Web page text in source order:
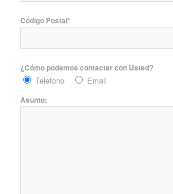
Código Postal*
¿Cómo podemos contactar con Usted?
Telefono Email
Asunto: